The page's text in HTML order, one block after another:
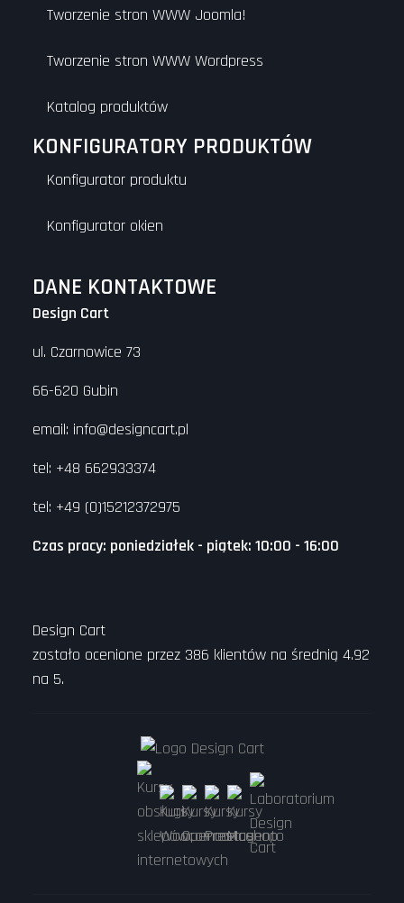
Tworzenie stron WWW Joomla!
Tworzenie stron WWW Wordpress
Katalog produktów
KONFIGURATORY PRODUKTÓW
Konfigurator produktu
Konfigurator okien
DANE KONTAKTOWE
Design Cart
ul. Czarnowice 73
66-620 Gubin
email: info@designcart.pl
tel: +48 662933374
tel: +49 (0)15212372975
Czas pracy: poniedziałek - piątek: 10:00 - 16:00
Design Cart
zostało ocenione przez 386 klientów na średnią 4.92
na 5.